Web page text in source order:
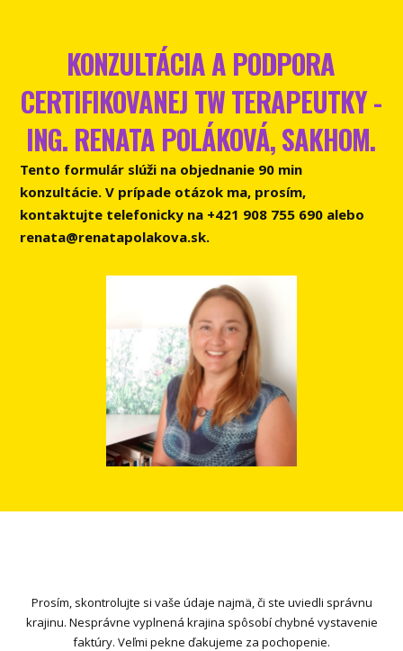
KONZULTÁCIA A PODPORA
CERTIFIKOVANEJ TW TERAPEUTKY -
ING. RENATA POLÁKOVÁ, SAKHOM.
Tento formulár slúži na objednanie 90 min
konzultácie.V prípade otázok ma, prosím,
kontaktujte telefonicky na +421 908 755 690 alebo
renata@renatapolakova.sk.
Prosím, skontrolujte si vaše údaje najmä, či ste uviedli správnu
krajinu. Nesprávne vyplnená krajina spôsobí chybné vystavenie
faktúry. Veľmi pekne ďakujeme za pochopenie.